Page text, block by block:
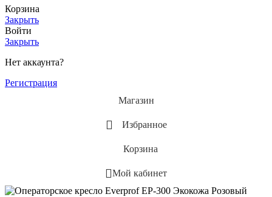
Корзина
Закрыть
Войти
Закрыть
Нет аккаунта?
Регистрация
Магазин
Избранное
Корзина
Мой кабинет